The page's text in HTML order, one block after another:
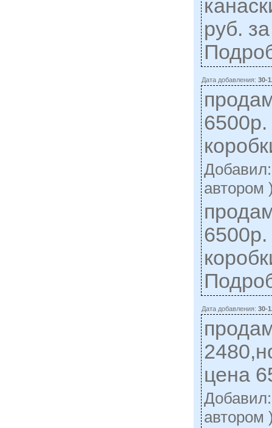
руб.
Дата добавления:30-
автором
Дата добавления:30-
цена
автором